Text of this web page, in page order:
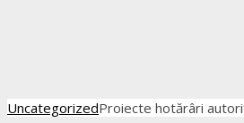
UncategorizedProiecte hotărâri